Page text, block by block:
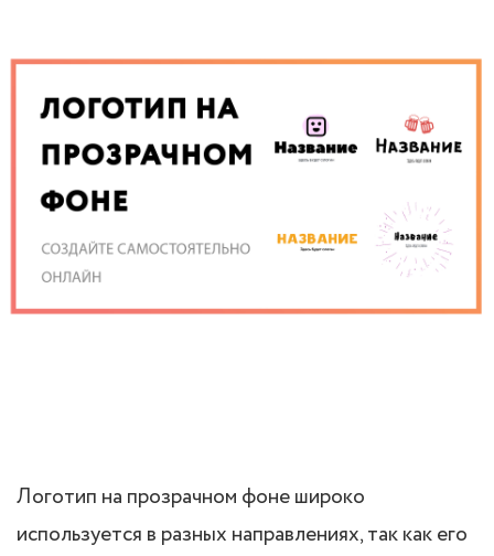
Логотип на прозрачном фоне широко
используется в разных направлениях, так как его